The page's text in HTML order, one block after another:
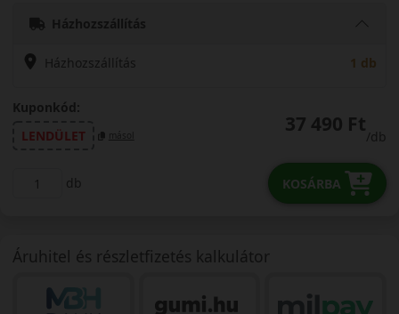
Házhozszállítás
Házhozszállítás 1 db
Kuponkód:
LENDÜLET
másol 37 490 Ft
/db
db KOSÁRBA
Áruhitel és részletfizetés kalkulátor